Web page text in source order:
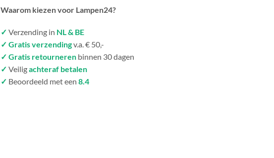
Waarom kiezen voor Lampen24?
✓ Verzending in NL & BE
✓ Gratis verzendingv.a. € 50,-
✓ Gratis retourneren binnen 30 dagen
✓ Veiligachteraf betalen
✓ Beoordeeld met een 8.4